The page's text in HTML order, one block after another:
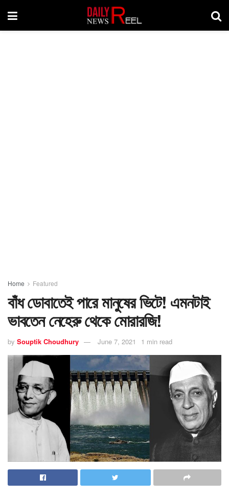
Home Featured
বাঁধ ডোবাতেই পারে মানুষের ভিটে! এমনটাই
ভাবতেন নেহেরু থেকে মোরারজি!
by Souptik Choudhury June 7, 2021 1 min read